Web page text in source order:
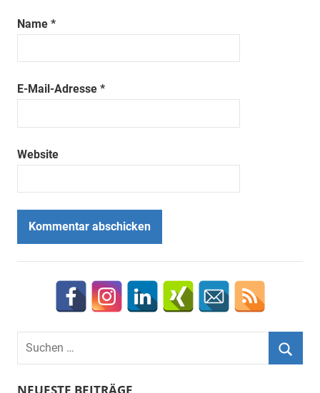
Name *
E-Mail-Adresse *
Website
Suchen
NEUESTE BEITRÄGE